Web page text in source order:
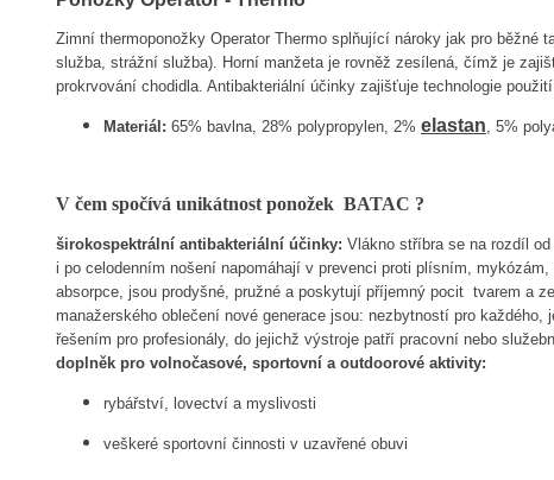
Zimní thermoponožky Operator Thermo splňující nároky jak pro
služba, strážní služba). Horní manžeta je rovněž zesílená, čímž je
prokrvování chodidla. Antibakteriální účinky zajišťuje technologie
Materiál: 65% bavlna, 28% polypropylen, 2% elastan, 5%
V čem spočívá unikátnost ponožek BATAC ?
širokospektrální antibakteriální účinky: Vlákno stříbra se na rozdíl
i po celodenním nošení napomáhají v prevenci proti plísním,
absorpce, jsou prodyšné, pružné a poskytují příjemný pocit tvarem a
manažerského oblečení nové generace jsou: nezbytností pro
řešením pro profesionály, do jejichž výstroje patří pracovní nebo
doplněk pro volnočasové, sportovní a outdoorové aktivity:
rybářství, lovectví a myslivosti
veškeré sportovní činnosti v uzavřené obuvi